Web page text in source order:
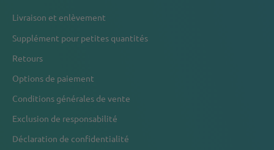
Livraison et enlèvement
Supplément pour petites quantités
Retours
Options de paiement
Conditions générales de vente
Exclusion de responsabilité
Déclaration de confidentialité